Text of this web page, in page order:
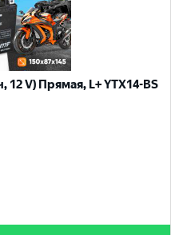
12 V) Прямая, L+ YTX14-BS